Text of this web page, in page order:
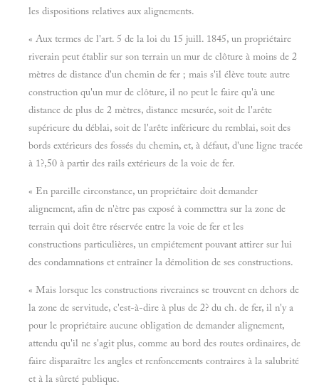
les dispositions relatives aux alignements.
« Aux termes de l'art. 5 de la loi du 15 juill. 1845, un propriétaire
riverain peut établir sur son terrain un mur de clôture à moins de 2
mètres de distance d'un chemin de fer ; mais s'il élève toute autre
construction qu'un mur de clôture, il no peut le faire qu'à une
distance de plus de 2 mètres, distance mesurée, soit de l'arête
supérieure du déblai, soit de l'arête inférieure du remblai, soit des
bords extérieurs des fossés du chemin, et, à défaut, d'une ligne tracée
à 1?,50 à partir des rails extérieurs de la voie de fer.
« En pareille circonstance, un propriétaire doit demander
alignement, afin de n'ètre pas exposé à commettra sur la zone de
terrain qui doit être réservée entre la voie de fer et les
constructions particulières, un empiétement pouvant attirer sur lui
des condamnations et entraîner la démolition de ses constructions.
« Mais lorsque les constructions riveraines se trouvent en dehors de
la zone de servitude, c'est-à-dire à plus de 2? du ch. de fer, il n'y a
pour le propriétaire aucune obligation de demander alignement,
attendu qu'il ne s'agit plus, comme au bord des routes ordinaires, de
faire disparaître les angles et renfoncements contraires à la salubrité
et à la sûreté publique.